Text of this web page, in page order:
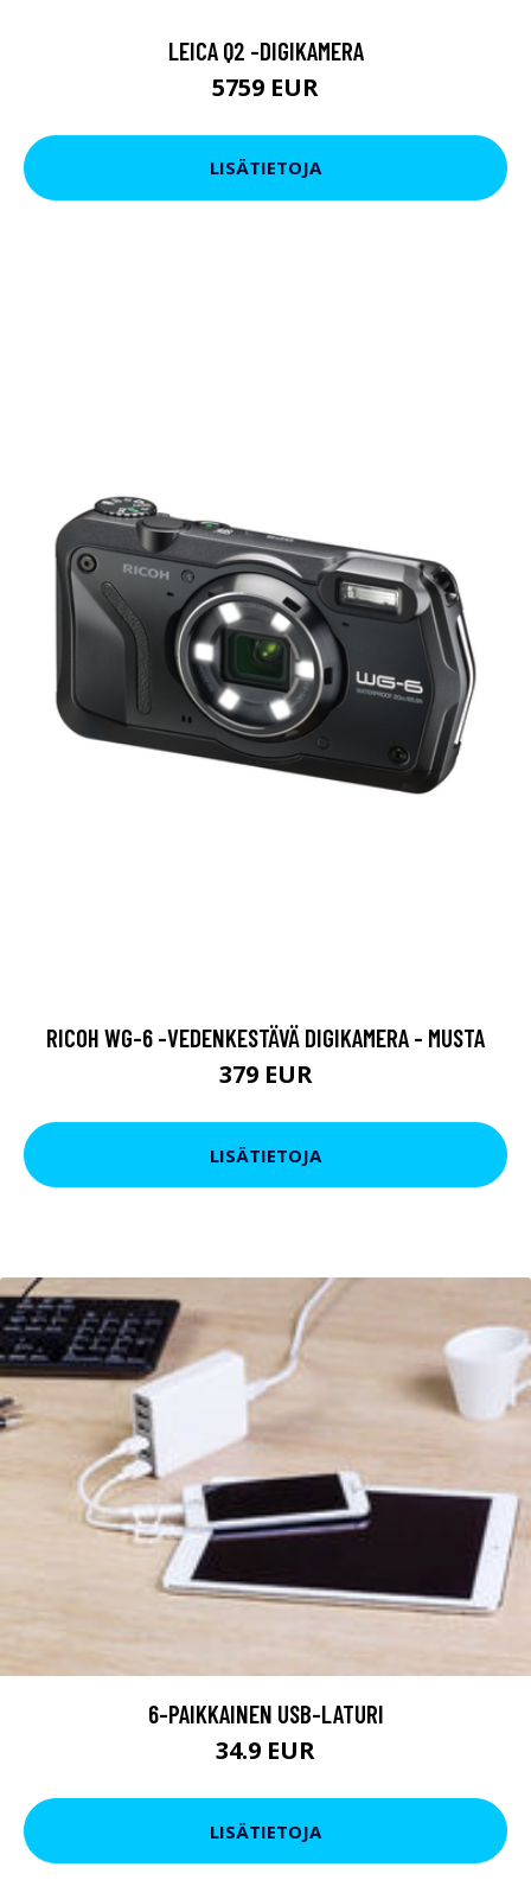
LEICA Q2 -DIGIKAMERA
5759 EUR
LISÄTIETOJA
RICOH WG-6 -VEDENKESTÄVÄ DIGIKAMERA - MUSTA
379 EUR
LISÄTIETOJA
6-PAIKKAINEN USB-LATURI
34.9 EUR
LISÄTIETOJA